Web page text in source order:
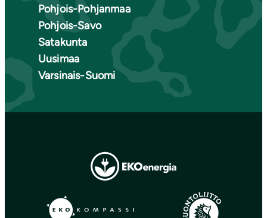
Pohjois-Pohjanmaa
Pohjois-Savo
Satakunta
Uusimaa
Varsinais-Suomi